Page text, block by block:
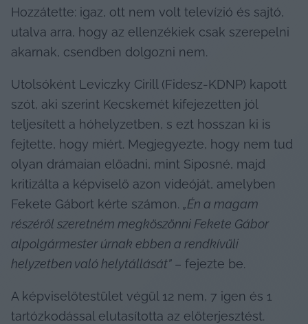
Hozzátette: igaz, ott nem volt televízió és sajtó,
utalva arra, hogy az ellenzékiek csak szerepelni
akarnak, csendben dolgozni nem.
Utolsóként Leviczky Cirill (Fidesz-KDNP) kapott
szót, aki szerint Kecskemét kifejezetten jól
teljesített a hóhelyzetben, s ezt hosszan ki is
fejtette, hogy miért. Megjegyezte, hogy nem tud
olyan drámaian előadni, mint Siposné, majd
kritizálta a képviselő azon videóját, amelyben
Fekete Gábort kérte számon. „Én a magam
részéről szeretném megköszönni Fekete Gábor
alpolgármester úrnak ebben a rendkívüli
helyzetben való helytállását” – fejezte be.
A képviselőtestület végül 12 nem, 7 igen és 1
tartózkodással elutasította az előterjesztést.